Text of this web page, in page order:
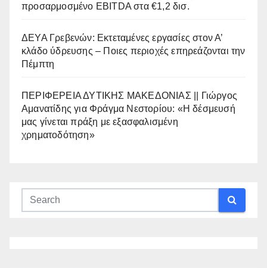
προσαρμοσμένο EBITDA στα €1,2 δισ.
ΔΕΥΑ Γρεβενών: Εκτεταμένες εργασίες στον Α’
κλάδο ύδρευσης – Ποιες περιοχές επηρεάζονται την
Πέμπτη
ΠΕΡΙΦΕΡΕΙΑ ΔΥΤΙΚΗΣ ΜΑΚΕΔΟΝΙΑΣ || Γιώργος
Αμανατίδης για Φράγμα Νεστορίου: «Η δέσμευσή
μας γίνεται πράξη με εξασφαλισμένη
χρηματοδότηση»